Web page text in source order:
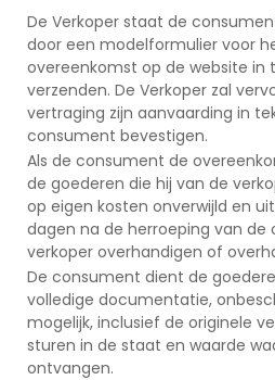
De Verkoper staat de
door een modelformulier voor
overeenkomst op de website in
verzenden. De Verkoper zal
vertraging zijn aanvaarding in
consument bevestigen.
Als de consument de
de goederen die hij van de
op eigen kosten onverwijld en
dagen na de herroeping van de
verkoper overhandigen of
De consument dient de
volledige documentatie,
mogelijk, inclusief de originele
sturen in de staat en waarde
ontvangen.